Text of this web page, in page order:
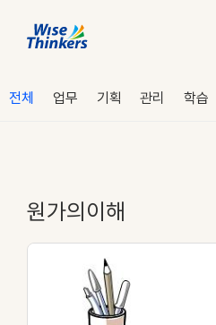
전체 업무 기획 관리 학습
원가의이해